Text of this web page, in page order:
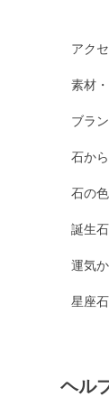
アク
素材
ブラ
石か
石の
誕生
運気
星座
ヘル